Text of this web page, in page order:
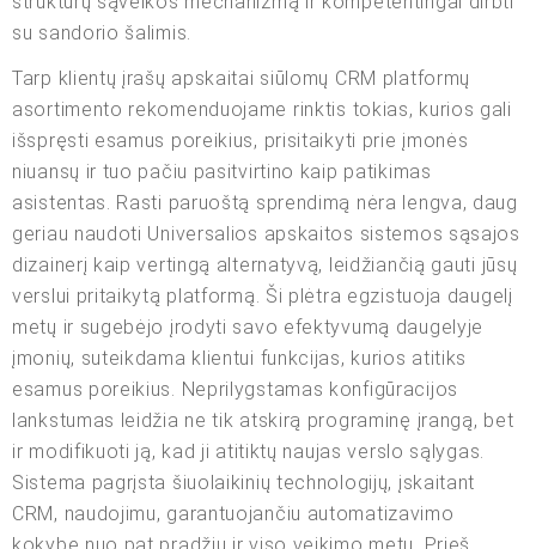
su sandorio šalimis.
Tarp klientų įrašų apskaitai siūlomų CRM platformų
asortimento rekomenduojame rinktis tokias, kurios gali
išspręsti esamus poreikius, prisitaikyti prie įmonės
niuansų ir tuo pačiu pasitvirtino kaip patikimas
asistentas. Rasti paruoštą sprendimą nėra lengva, daug
geriau naudoti Universalios apskaitos sistemos sąsajos
dizainerį kaip vertingą alternatyvą, leidžiančią gauti jūsų
verslui pritaikytą platformą. Ši plėtra egzistuoja daugelį
metų ir sugebėjo įrodyti savo efektyvumą daugelyje
įmonių, suteikdama klientui funkcijas, kurios atitiks
esamus poreikius. Neprilygstamas konfigūracijos
lankstumas leidžia ne tik atskirą programinę įrangą, bet
ir modifikuoti ją, kad ji atitiktų naujas verslo sąlygas.
Sistema pagrįsta šiuolaikinių technologijų, įskaitant
CRM, naudojimu, garantuojančiu automatizavimo